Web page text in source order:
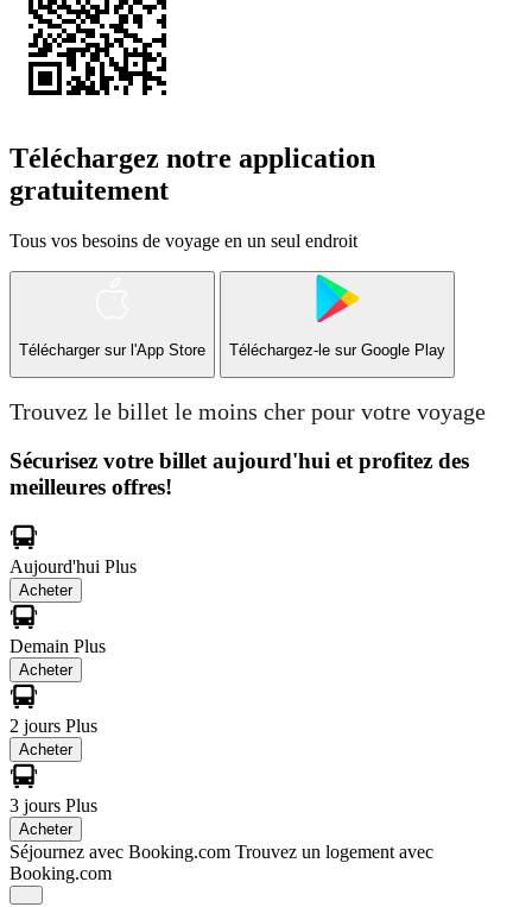
Téléchargez notre application
gratuitement
Tous vos besoins de voyage en un seul endroit
Télécharger sur l'App Store Téléchargez-le sur Google Play
Trouvez le billet le moins cher pour votre voyage
Sécurisez votre billet aujourd'hui et profitez des
meilleures offres!
Aujourd'hui Plus
Acheter
Demain Plus
Acheter
2 jours Plus
Acheter
3 jours Plus
Acheter
Séjournez avec Booking.com Trouvez un logement avec
Booking.com